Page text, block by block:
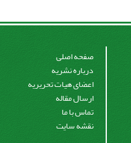
صفحه اصلی
درباره نشریه
اعضای هیات تحریریه
ارسال مقاله
تماس با ما
نقشه سایت